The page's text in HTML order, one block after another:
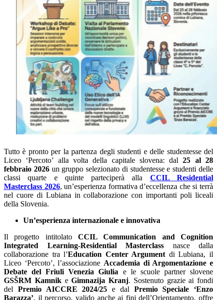
Tutto è pronto per la partenza degli studenti e delle studentesse del
Liceo ‘Percoto’ alla volta della capitale slovena: dal25 al 28
febbraio 2026un gruppo selezionato di studentesse e studenti delle
classi quarte e quinte parteciperà alla CCIL Residential
Masterclass 2026, un’esperienza formativa d’eccellenza che si terrà
nel cuore di Lubiana in collaborazione con importanti poli liceali
della Slovenia.
Un’esperienza internazionale e innovativa
Il progetto intitolato CCIL Communication and Cognition
Integrated Learning-Residential Masterclass nasce dalla
collaborazione tra l’Education Center Argument di Lubiana, il
Liceo ‘Percoto’, l’associazione Accademia di Argomentazione e
Debate del Friuli Venezia Giulia e le scuole partner slovene
GSŠRM KamnikeGimnazija Kranj. Sostenuto grazie ai fondi
del Premio AICCRE 2024/25 e dal Premio Speciale ‘Enzo
Barazza’, il percorso, valido anche ai fini dell’Orientamento, offre